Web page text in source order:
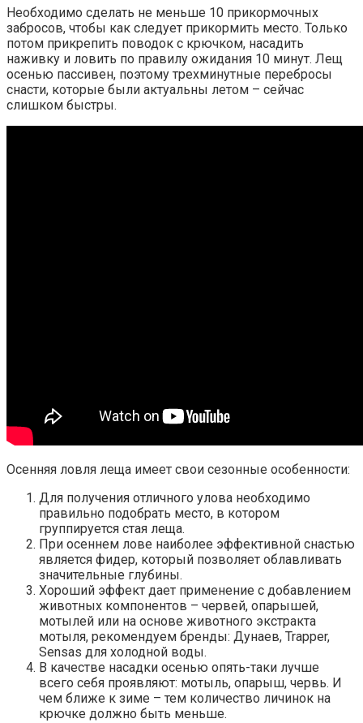
Необходимо сделать не меньше 10 прикормочных
забросов, чтобы как следует прикормить место. Только
потом прикрепить поводок с крючком, насадить
наживку и ловить по правилу ожидания 10 минут. Лещ
осенью пассивен, поэтому трехминутные перебросы
снасти, которые были актуальны летом – сейчас
слишком быстры.
Осенняя ловля леща имеет свои сезонные особенности:
Для получения отличного улова необходимо
правильно подобрать место, в котором
группируется стая леща.
При осеннем лове наиболее эффективной снастью
является фидер, который позволяет облавливать
значительные глубины.
Хороший эффект дает применение с добавлением
животных компонентов – червей, опарышей,
мотылей или на основе животного экстракта
мотыля, рекомендуем бренды: Дунаев, Trapper,
Sensas для холодной воды.
В качестве насадки осенью опять-таки лучше
всего себя проявляют: мотыль, опарыш, червь. И
чем ближе к зиме – тем количество личинок на
крючке должно быть меньше.